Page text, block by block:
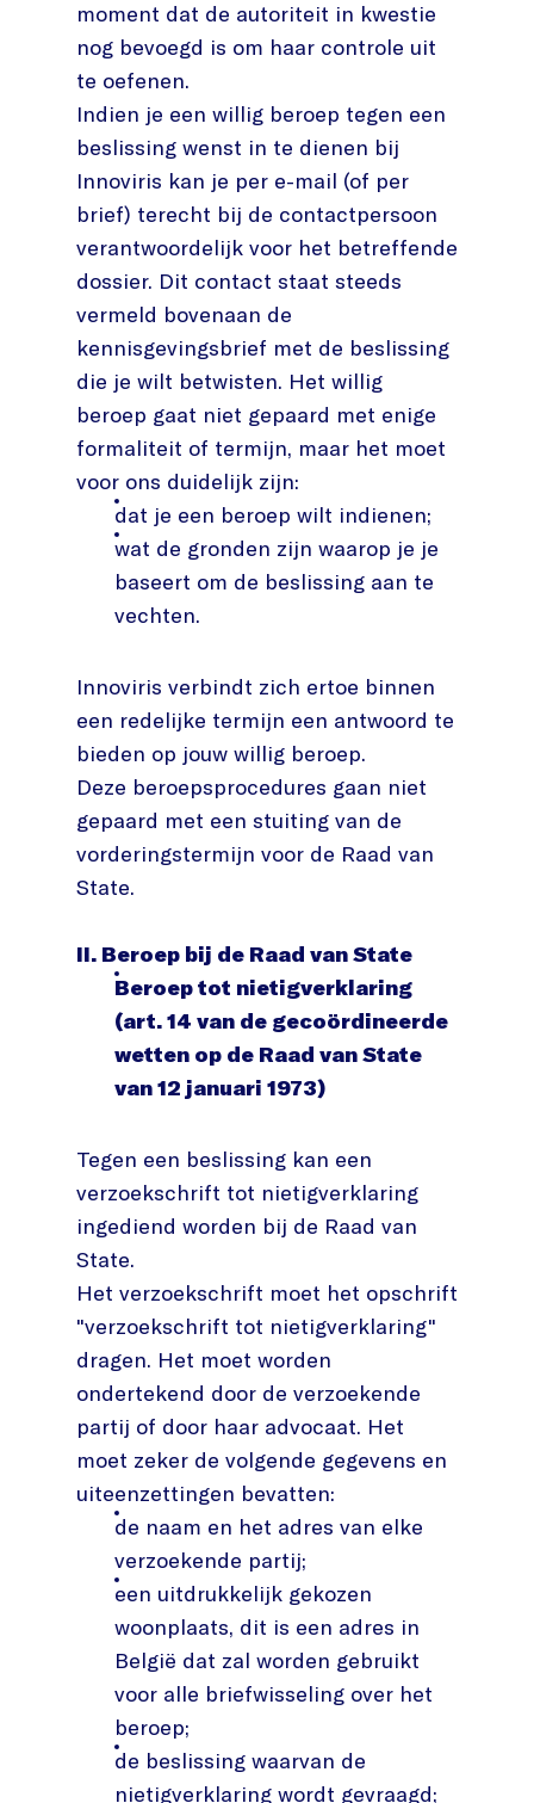
moment dat de autoriteit in kwestie
nog bevoegd is om haar controle uit
te oefenen.
Indien je een willig beroep tegen een
beslissing wenst in te dienen bij
Innoviris kan je per e-mail (of per
brief) terecht bij de contactpersoon
verantwoordelijk voor het betreffende
dossier. Dit contact staat steeds
vermeld bovenaan de
kennisgevingsbrief met de beslissing
die je wilt betwisten. Het willig
beroep gaat niet gepaard met enige
formaliteit of termijn, maar het moet
voor ons duidelijk zijn:
dat je een beroep wilt indienen;
wat de gronden zijn waarop je je
baseert om de beslissing aan te
vechten.
Innoviris verbindt zich ertoe binnen
een redelijke termijn een antwoord te
bieden op jouw willig beroep.
Deze beroepsprocedures gaan niet
gepaard met een stuiting van de
vorderingstermijn voor de Raad van
State.
II. Beroep bij de Raad van State
Beroep tot nietigverklaring
(art. 14 van de gecoördineerde
wetten op de Raad van State
van 12 januari 1973)
Tegen een beslissing kan een
verzoekschrift tot nietigverklaring
ingediend worden bij de Raad van
State.
Het verzoekschrift moet het opschrift
"verzoekschrift tot nietigverklaring"
dragen. Het moet worden
ondertekend door de verzoekende
partij of door haar advocaat. Het
moet zeker de volgende gegevens en
uiteenzettingen bevatten:
de naam en het adres van elke
verzoekende partij;
een uitdrukkelijk gekozen
woonplaats, dit is een adres in
België dat zal worden gebruikt
voor alle briefwisseling over het
beroep;
de beslissing waarvan de
nietigverklaring wordt gevraagd;